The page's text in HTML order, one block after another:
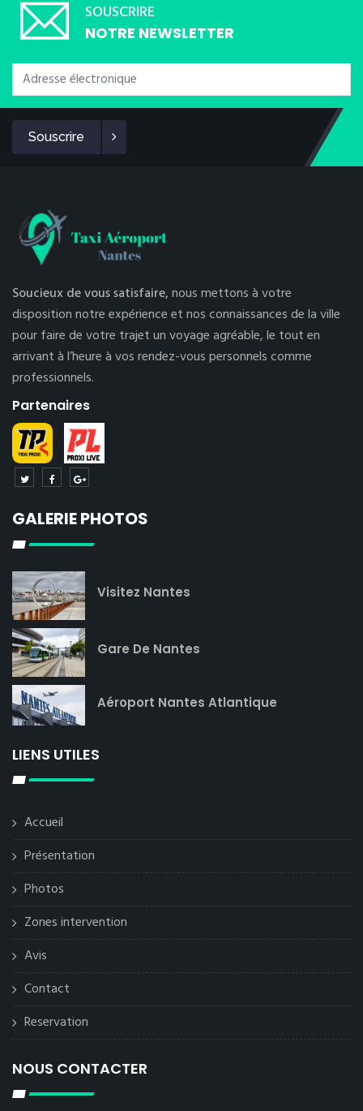
SOUSCRIRE
NOTRE NEWSLETTER
Souscrire
Soucieux de vous satisfaire,nous mettons à votre
disposition notre expérience et nos connaissances de la ville
pour faire de votre trajet un voyage agréable, le tout en
arrivant à l’heure à vos rendez-vous personnels comme
professionnels.
Partenaires
GALERIE PHOTOS
Visitez Nantes
Gare De Nantes
Aéroport Nantes Atlantique
LIENS UTILES
Accueil
Présentation
Photos
Zones intervention
Avis
Contact
Reservation
NOUS CONTACTER